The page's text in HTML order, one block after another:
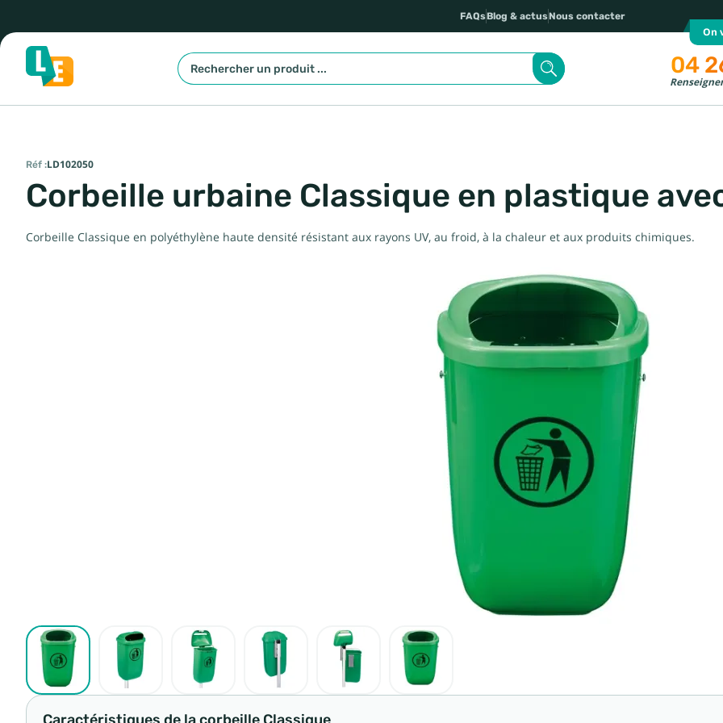
FAQsBlog & actusNous contacter
On
04
Réf :LD102050
Corbeille urbaine Classique en plastique
Corbeille Classique en polyéthylène haute densité résistant aux rayons UV, au froid, à la chaleur et aux produits chimiques.
Caractéristiques de la corbeille Classique